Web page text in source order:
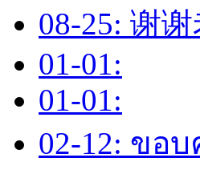
08-25: 谢
01-01:
01-01:
02-12: ขอ